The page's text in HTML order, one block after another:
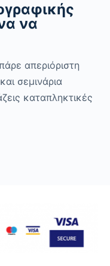
να
απεριόριστη
σεμινάρια
καταπληκτικές